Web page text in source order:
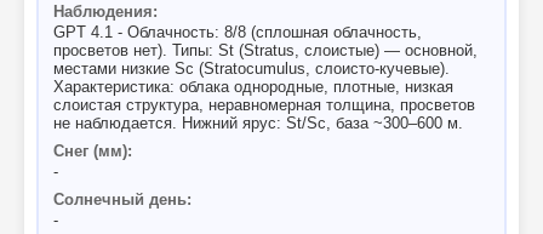
Наблюдения:
GPT 4.1 - Облачность: 8/8 (сплошная облачность,
просветов нет). Типы: St (Stratus, слоистые) — основной,
местами низкие Sc (Stratocumulus, слоисто-кучевые).
Характеристика: облака однородные, плотные, низкая
слоистая структура, неравномерная толщина, просветов
не наблюдается. Нижний ярус: St/Sc, база ~300–600 м.
Снег (мм):
-
Солнечный день:
-